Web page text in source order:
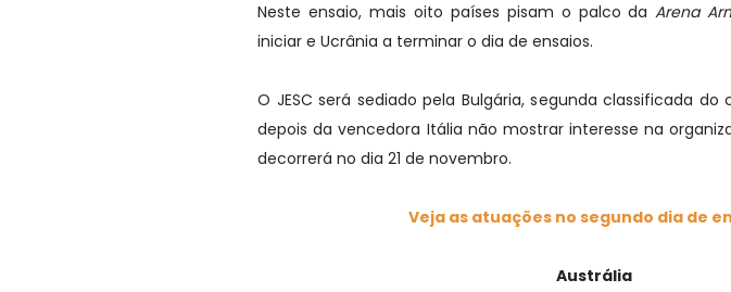
Neste ensaio, mais oito países pisam o palco daArena
iniciar e Ucrânia a terminar o dia de ensaios.
O JESC será sediado pela Bulgária, segunda classificada
depois da vencedora Itália não mostrar interesse na
decorrerá no dia 21 de novembro.
Veja as atuações no segundo dia de
Austrália